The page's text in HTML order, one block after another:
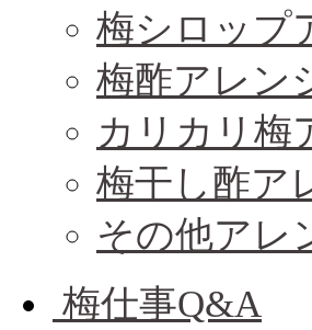
梅シロップ
梅酢アレン
カリカリ梅
梅干し酢ア
その他アレ
梅仕事Q&A